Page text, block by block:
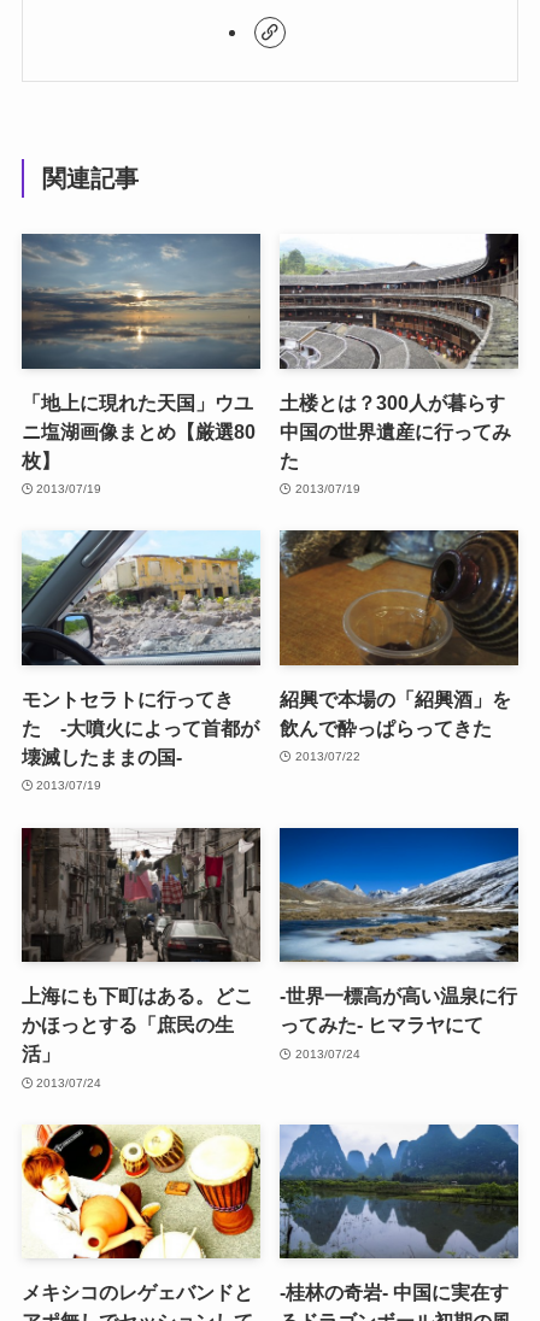
関連記事
「地上に現れた天国」ウユ
ニ塩湖画像まとめ【厳選80
枚】
2013/07/19
土楼とは？300人が暮らす
中国の世界遺産に行ってみ
た
2013/07/19
モントセラトに行ってき
た -大噴火によって首都が
壊滅したままの国-
2013/07/19
紹興で本場の「紹興酒」を
飲んで酔っぱらってきた
2013/07/22
上海にも下町はある。どこ
かほっとする「庶民の生
活」
2013/07/24
-世界一標高が高い温泉に行
ってみた- ヒマラヤにて
2013/07/24
メキシコのレゲェバンドと
-桂林の奇岩- 中国に実在す